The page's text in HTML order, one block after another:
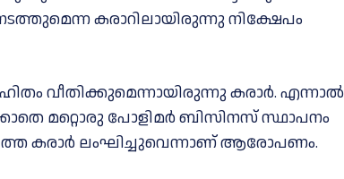
കരാറിലായിരുന്നു നിക്ഷേപം
വീതിക്കുമെന്നായിരുന്നു കരാര്‍. എന്നാല്‍
മറ്റൊരു പോളിമര്‍ ബിസിനസ് സ്ഥാപനം
കരാര്‍ ലംഘിച്ചുവെന്നാണ് ആരോപണം.